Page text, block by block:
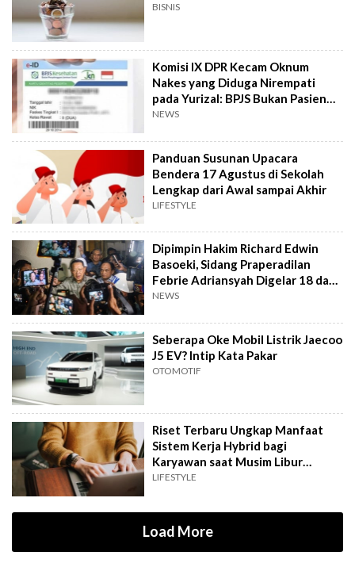
BISNIS
Komisi IX DPR Kecam Oknum
Nakes yang Diduga Nirempati
pada Yurizal: BPJS Bukan Pasien
Kelas Dua
NEWS
Panduan Susunan Upacara
Bendera 17 Agustus di Sekolah
Lengkap dari Awal sampai Akhir
LIFESTYLE
Dipimpin Hakim Richard Edwin
Basoeki, Sidang Praperadilan
Febrie Adriansyah Digelar 18 dan
Agustus
NEWS
Seberapa Oke Mobil Listrik Jaecoo
J5 EV? Intip Kata Pakar
OTOMOTIF
Riset Terbaru Ungkap Manfaat
Sistem Kerja Hybrid bagi
Karyawan saat Musim Libur
Sekolah
LIFESTYLE
Load More